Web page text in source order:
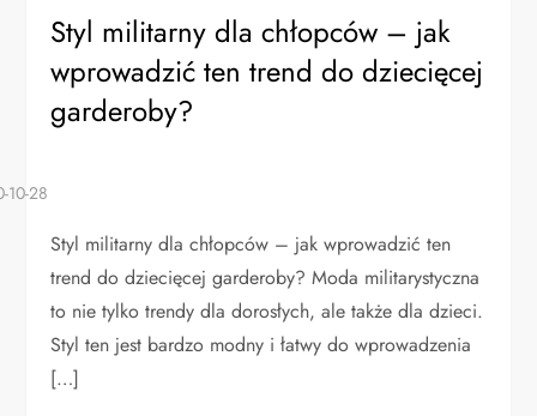
Styl militarny dla chłopców – jak
wprowadzić ten trend do dziecięcej
garderoby?
Styl militarny dla chłopców – jak wprowadzić ten
trend do dziecięcej garderoby? Moda militarystyczna
to nie tylko trendy dla dorosłych, ale także dla dzieci.
Styl ten jest bardzo modny i łatwy do wprowadzenia
[…]